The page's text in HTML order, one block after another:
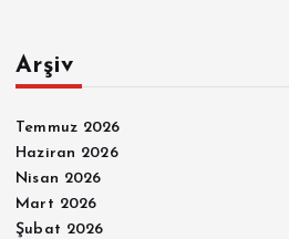
Arşiv
Temmuz 2026
Haziran 2026
Nisan 2026
Mart 2026
Şubat 2026